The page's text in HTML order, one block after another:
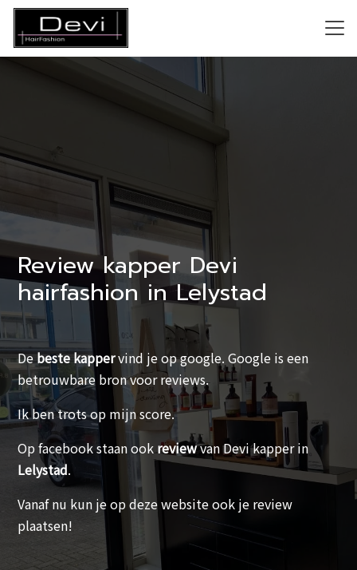
Review kapper Devi
hairfashion in Lelystad
Debeste kappervind je op google. Google is een
betrouwbare bron voor reviews.
Ik ben trots op mijn score.
Op facebook staan ook reviewvan Devi kapper in
Lelystad.
Vanaf nu kun je op deze website ook je review
plaatsen!